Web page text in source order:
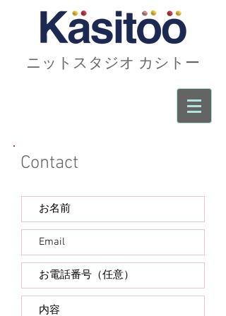
ニットスタジオ カシトー
Contact